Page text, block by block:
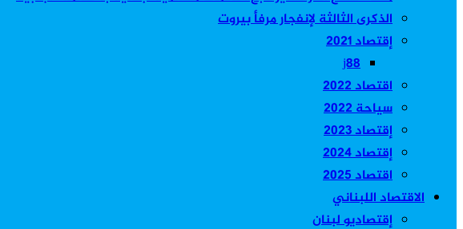
الذكرى الثالثة لإنفجار مرفأ بيروت
إقتصاد 2021
j88
اقتصاد 2022
سياحة 2022
إقتصاد 2023
إقتصاد 2024
اقتصاد 2025
الاقتصاد اللبناني
إقتصاديو لبنان